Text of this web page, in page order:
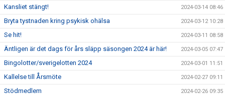
Kansliet stängt! 2024-03-14 08:46
Bryta tystnaden kring psykisk ohälsa 2024-03-12 10:28
Se hit! 2024-03-11 08:58
Äntligen är det dags för års släpp säsongen 2024 är här! 2024-03-05 07:47
Bingolotter/sverigelotten 2024 2024-03-01 11:51
Kallelse till Årsmöte 2024-02-27 09:11
Stödmedlem 2024-02-26 09:35